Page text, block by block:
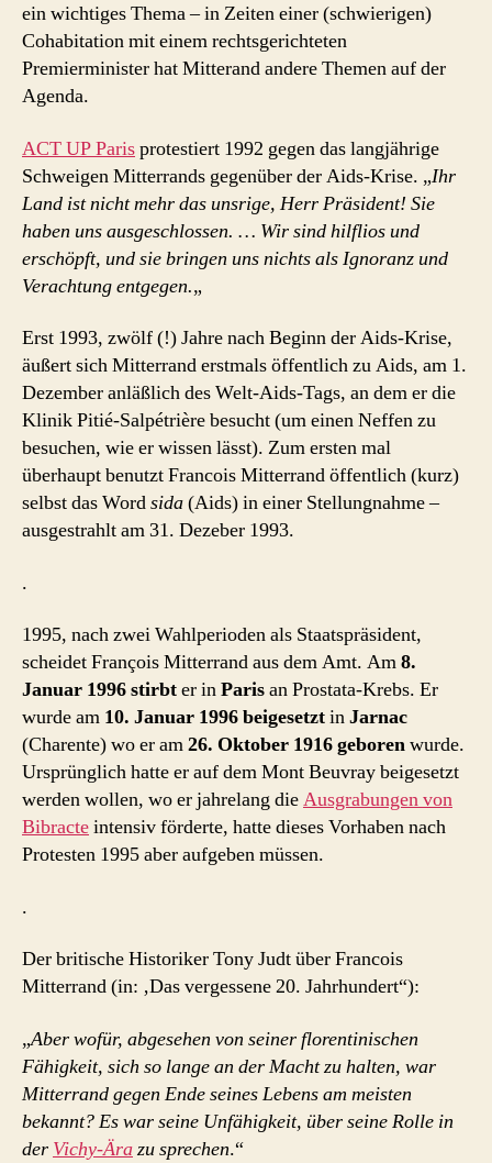
ein wichtiges Thema – in Zeiten einer (schwierigen)
Cohabitation mit einem rechtsgerichteten
Premierminister hat Mitterand andere Themen auf der
Agenda.
ACT UP Parisprotestiert 1992 gegen das langjährige
Schweigen Mitterrands gegenüber der Aids-Krise. „Ihr
Land ist nicht mehr das unsrige, Herr Präsident! Sie
haben uns ausgeschlossen. … Wir sind hilflios und
erschöpft, und sie bringen uns nichts als Ignoranz und
Verachtung entgegen.„
Erst 1993, zwölf (!) Jahre nach Beginn der Aids-Krise,
äußert sich Mitterrand erstmals öffentlich zu Aids, am 1.
Dezember anläßlich des Welt-Aids-Tags, an dem er die
Klinik Pitié-Salpétrière besucht (um einen Neffen zu
besuchen, wie er wissen lässt). Zum ersten mal
überhaupt benutzt Francois Mitterrand öffentlich (kurz)
selbst das Wordsida(Aids) in einer Stellungnahme –
ausgestrahlt am 31. Dezeber 1993.
.
1995, nach zwei Wahlperioden als Staatspräsident,
scheidet François Mitterrand aus dem Amt. Am8.
Januar 1996stirbter inParisan Prostata-Krebs. Er
wurde am 10. Januar 1996 beigesetztinJarnac
(Charente) wo er am26. Oktober 1916 geborenwurde.
Ursprünglich hatte er auf dem Mont Beuvray beigesetzt
werden wollen, wo er jahrelang dieAusgrabungen von
Bibracteintensiv förderte, hatte dieses Vorhaben nach
Protesten 1995 aber aufgeben müssen.
.
Der britische Historiker Tony Judt über Francois
Mitterrand (in: ‚Das vergessene 20. Jahrhundert“):
„Aber wofür, abgesehen von seiner florentinischen
Fähigkeit, sich so lange an der Macht zu halten, war
Mitterrand gegen Ende seines Lebens am meisten
bekannt? Es war seine Unfähigkeit, über seine Rolle in
der Vichy-Ärazu sprechen.“